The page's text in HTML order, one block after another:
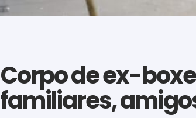
Corpo de ex-
familiares,